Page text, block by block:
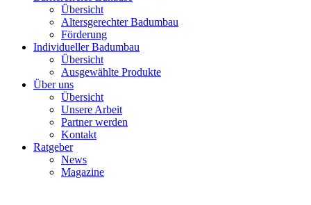
Übersicht
Altersgerechter Badumbau
Förderung
Individueller Badumbau
Übersicht
Ausgewählte Produkte
Über uns
Übersicht
Unsere Arbeit
Partner werden
Kontakt
Ratgeber
News
Magazine